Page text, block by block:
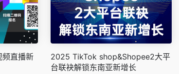
直播新
2025 TikTok shop&Shopee2大平
台联袂解锁东南亚新增长